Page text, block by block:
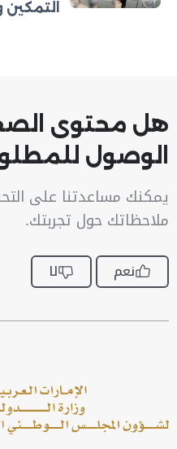
هل محتوى
الوصول
يمكنك مساعدتنا على
ملاحظاتك حول تجربتك.
نعم لا